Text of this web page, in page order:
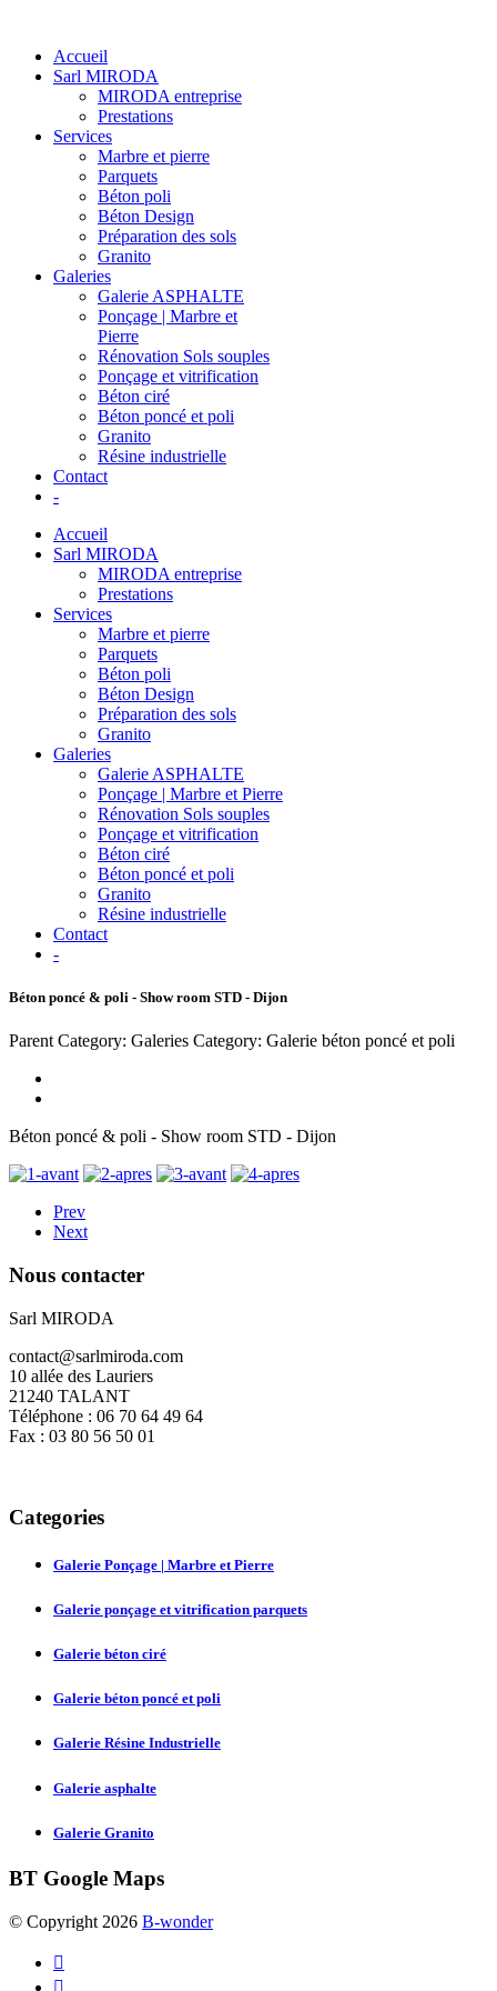
Accueil
Sarl MIRODA
MIRODA entreprise
Prestations
Services
Marbre et pierre
Parquets
Béton poli
Béton Design
Préparation des sols
Granito
Galeries
Galerie ASPHALTE
Ponçage | Marbre et
Pierre
Rénovation Sols souples
Ponçage et vitrification
Béton ciré
Béton poncé et poli
Granito
Résine industrielle
Contact
-
Accueil
Sarl MIRODA
MIRODA entreprise
Prestations
Services
Marbre et pierre
Parquets
Béton poli
Béton Design
Préparation des sols
Granito
Galeries
Galerie ASPHALTE
Ponçage | Marbre et Pierre
Rénovation Sols souples
Ponçage et vitrification
Béton ciré
Béton poncé et poli
Granito
Résine industrielle
Contact
-
Béton poncé & poli - Show room STD - Dijon
Parent Category: Galeries Category: Galerie béton poncé et poli
Béton poncé & poli - Show room STD - Dijon
Prev
Next
Nous contacter
Sarl MIRODA
contact@sarlmiroda.com
10 allée des Lauriers
21240 TALANT
Téléphone : 06 70 64 49 64
Fax : 03 80 56 50 01
Categories
Galerie Ponçage | Marbre et Pierre
Galerie ponçage et vitrification parquets
Galerie béton ciré
Galerie béton poncé et poli
Galerie Résine Industrielle
Galerie asphalte
Galerie Granito
BT Google Maps
© Copyright 2026 B-wonder

